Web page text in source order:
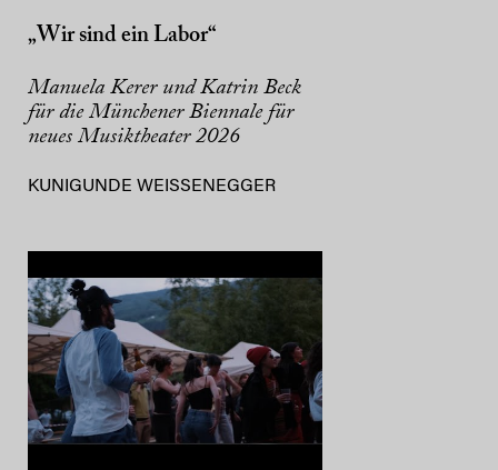
„Wir sind ein Labor“
Manuela Kerer und Katrin Beck
für die Münchener Biennale für
neues Musiktheater 2026
KUNIGUNDE WEISSENEGGER